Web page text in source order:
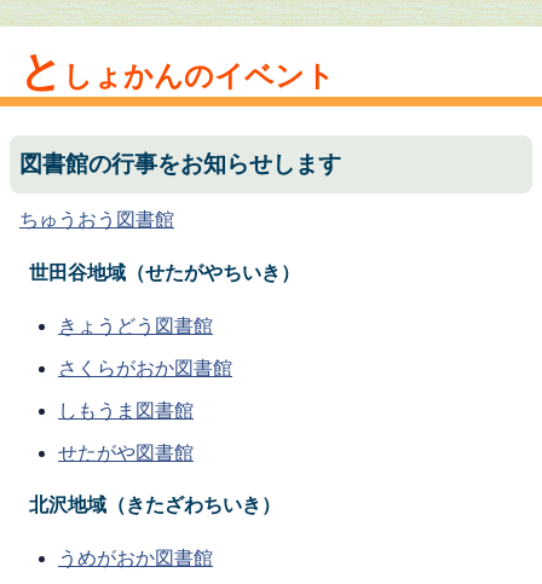
と しょかんのイベント
図書館の行事をお知らせします
ちゅうおう図書館
世田谷地域（せたがやちいき）
きょうどう図書館
さくらがおか図書館
しもうま図書館
せたがや図書館
北沢地域（きたざわちいき）
うめがおか図書館